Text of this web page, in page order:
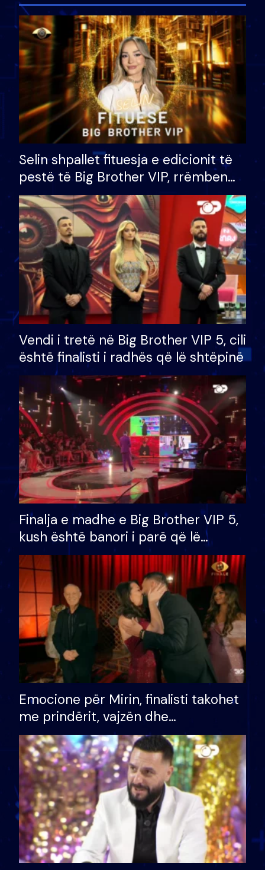
Selin shpallet fituesja e edicionit të
pestë të Big Brother VIP, rrëmben
çmimin e madh prej 100 mijë eurosh
Vendi i tretë në Big Brother VIP 5, cili
është finalisti i radhës që lë shtëpinë
Finalja e madhe e Big Brother VIP 5,
kush është banori i parë që lë
shtëpinë dhe humb mundësinë për
të fituar çmimin e madh
Emocione për Mirin, finalisti takohet
me prindërit, vajzën dhe
bashkëshorten: S’kemi ndonjë letër
divorci apo jo?